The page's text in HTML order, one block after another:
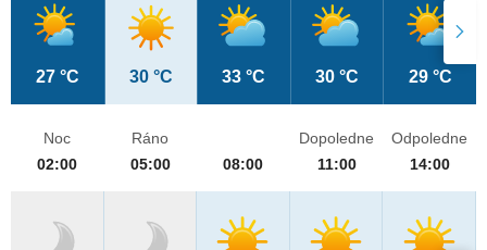
27 °C 30 °C 33 °C 30 °C 29 °C
Noc
02:00
Ráno
05:00
08:00
Dopoledne
11:00
Odpoledne
14:00